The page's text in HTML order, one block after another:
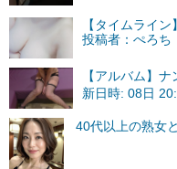
【タイムライ
投稿者：ぺろち
【アルバム】
新日時: 08日